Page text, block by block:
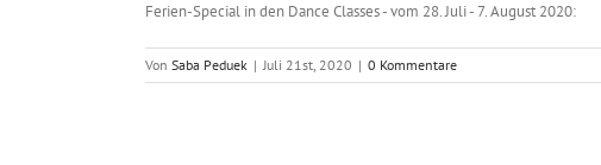
Ferien-Special in den Dance Classes - vom 28. Juli - 7. August 2020:
Von Saba Peduek | Juli 21st, 2020 | 0 Kommentare